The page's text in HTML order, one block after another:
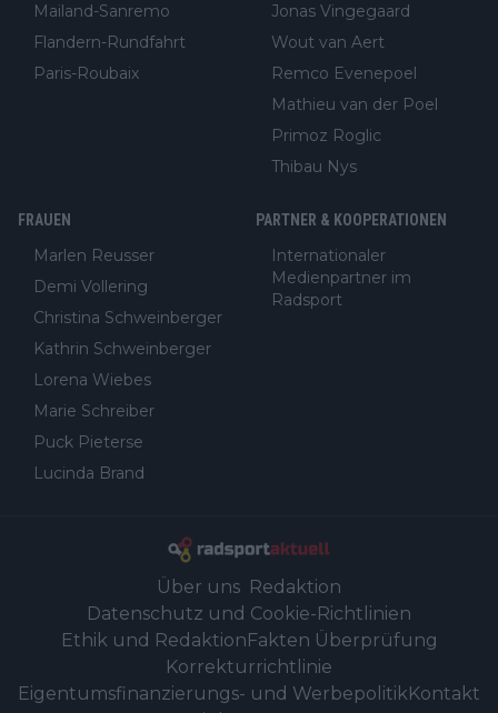
Mailand-Sanremo
Flandern-Rundfahrt
Paris-Roubaix
Jonas Vingegaard
Wout van Aert
Remco Evenepoel
Mathieu van der Poel
Primoz Roglic
Thibau Nys
FRAUEN
Marlen Reusser
Demi Vollering
Christina Schweinberger
Kathrin Schweinberger
Lorena Wiebes
Marie Schreiber
Puck Pieterse
Lucinda Brand
PARTNER & KOOPERATIONEN
Internationaler
Medienpartner im
Radsport
Über uns Redaktion
Datenschutz und Cookie-Richtlinien
Ethik und RedaktionFakten Überprüfung
Korrekturrichtlinie
Eigentumsfinanzierungs- und WerbepolitikKontakt